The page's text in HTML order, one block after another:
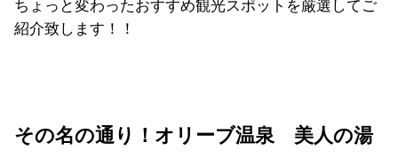
ちょっと変わったおすすめ観光スポットを厳選してご
紹介致します！！
その名の通り！オリーブ温泉 美人の湯